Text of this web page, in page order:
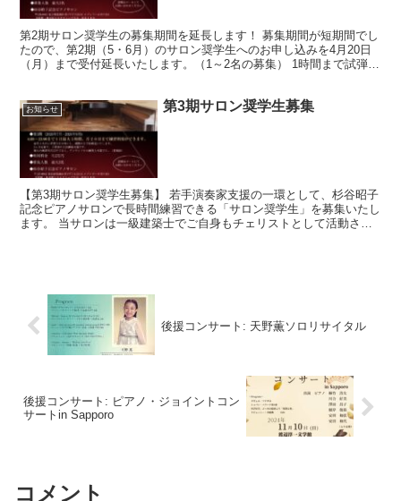
第2期サロン奨学生の募集期間を延長します！ 募集期間が短期間でし
たので、第2期（5・6月）のサロン奨学生へのお申し込みを4月20日
（月）まで受付延長いたします。（1～2名の募集） 1時間まで試弾も
お知らせ 第3期サロン奨学生募集
【第3期サロン奨学生募集】 若手演奏家支援の一環として、杉谷昭子
記念ピアノサロンで長時間練習できる「サロン奨学生」を募集いたし
ます。 当サロンは一級建築士でご自身もチェリストとして活動され
後援コンサート: 天野薫ソロリサイタル
後援コンサート: ピアノ・ジョイントコン
サートin Sapporo
コメント